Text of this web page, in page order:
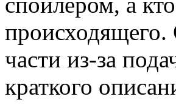
части из-за
краткого